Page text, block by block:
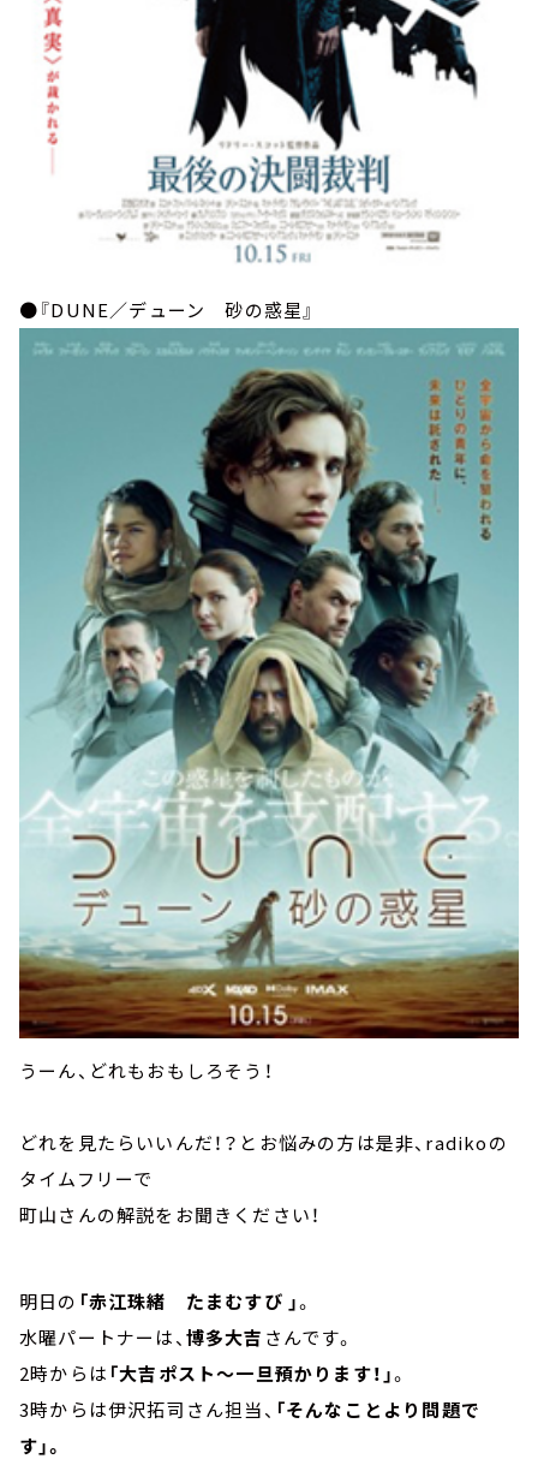
●『DUNE／デューン 砂の惑星』
うーん、どれもおもしろそう！
どれを見たらいいんだ！？とお悩みの方は是非、radikoの
タイムフリーで
町山さんの解説をお聞きください！
明日の 「赤江珠緒 たまむすび 」。
水曜パートナーは、 博多大吉 さんです。
2時からは 「大吉ポスト～一旦預かります！」。
3時からは伊沢拓司さん担当、 「そんなことより問題で
す」。